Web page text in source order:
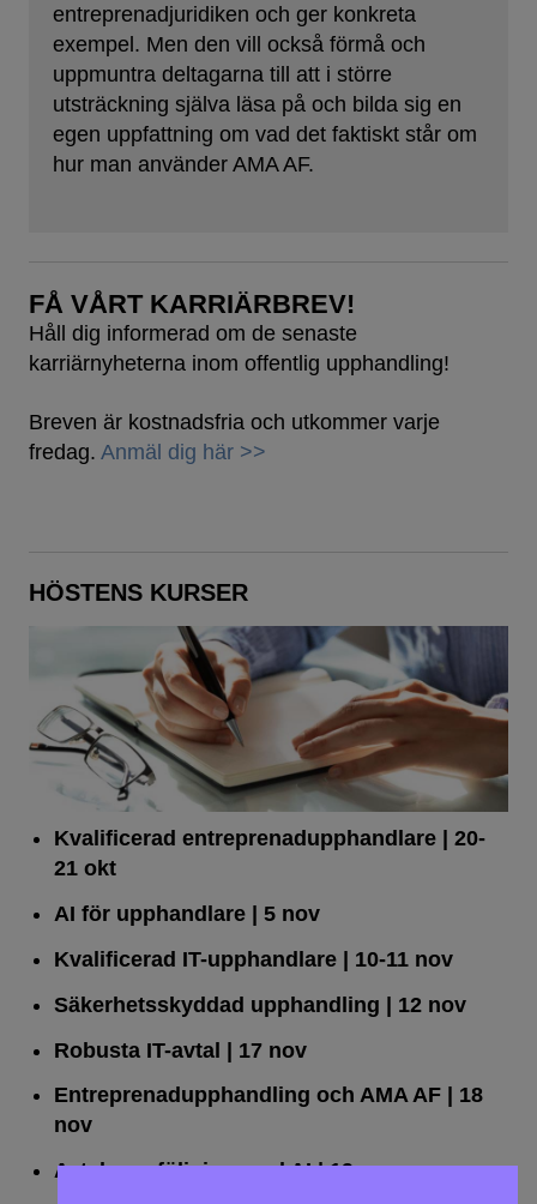
entreprenadjuridiken och ger konkreta
exempel. Men den vill också förmå och
uppmuntra deltagarna till att i större
utsträckning själva läsa på och bilda sig en
egen uppfattning om vad det faktiskt står om
hur man använder AMA AF.
FÅ VÅRT KARRIÄRBREV!
Håll dig informerad om de senaste
karriärnyheterna inom offentlig upphandling!
Breven är kostnadsfria och utkommer varje
fredag. Anmäl dig här >>
HÖSTENS KURSER
Kvalificerad entreprenad­upphandlare
| 20-
21 okt
AI för upphandlare| 5 nov
Kvalificerad IT-upphandlare| 10-11 nov
Säkerhetsskyddad upphandling | 12 nov
Robusta IT-avtal | 17 nov
Entreprenadupphandling och AMA AF| 18
nov
Avtalsuppföljning med AI| 19 nov